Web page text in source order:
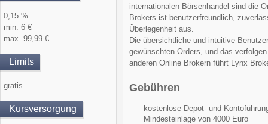
0,15 %
min. 6 €
max. 99,99 €
Limits
gratis
Kursversorgung
internationalen Börsenhandel sind die
Brokers ist benutzerfreundlich,
Überlegenheit aus.
Die übersichtliche und intuitive
gewünschten Orders, und das
anderen Online Brokern führt Lynx
Gebühren
kostenlose Depot- und
Mindesteinlage von 4000 Euro